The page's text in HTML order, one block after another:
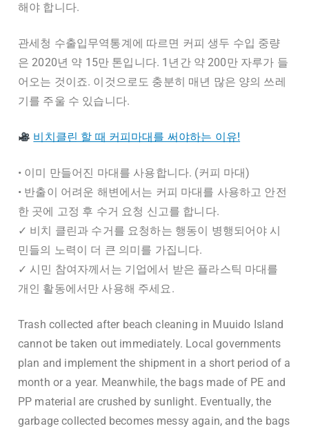
해야 합니다.
관세청 수출입무역통계에 따르면 커피 생두 수입 중량
은 2020년 약 15만 톤입니다. 1년간 약 200만 자루가 들
어오는 것이죠. 이것으로도 충분히 매년 많은 양의 쓰레
기를 주울 수 있습니다.
비치클린 할 때 커피마대를 써야하는 이유!
• 이미 만들어진 마대를 사용합니다. (커피 마대)
• 반출이 어려운 해변에서는 커피 마대를 사용하고 안전
한 곳에 고정 후 수거 요청 신고를 합니다.
✓ 비치 클린과 수거를 요청하는 행동이 병행되어야 시
민들의 노력이 더 큰 의미를 가집니다.
✓ 시민 참여자께서는 기업에서 받은 플라스틱 마대를
개인 활동에서만 사용해 주세요.
Trash collected after beach cleaning in Muuido Island
cannot be taken out immediately. Local governments
plan and implement the shipment in a short period of a
month or a year. Meanwhile, the bags made of PE and
PP material are crushed by sunlight. Eventually, the
garbage collected becomes messy again, and the bags